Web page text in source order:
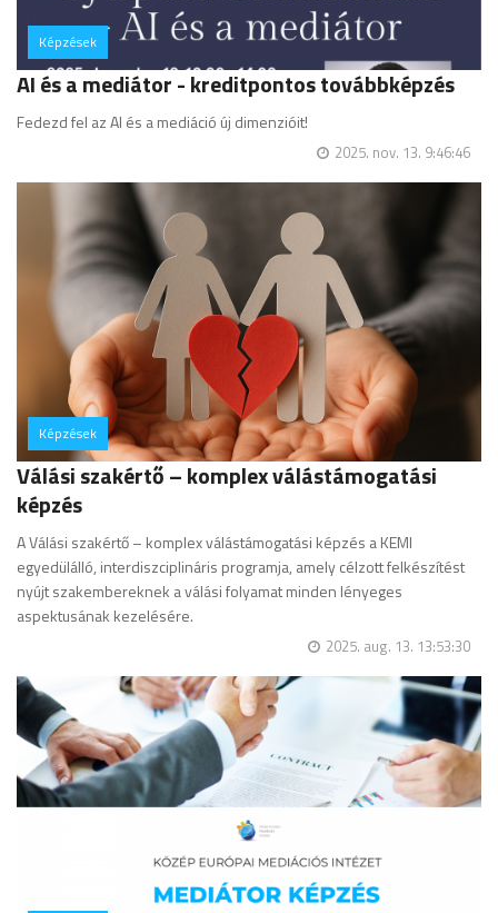
Képzések
hozzászólás
AI és a mediátor - kreditpontos továbbképzés
Fedezd fel az AI és a mediáció új dimenzióit!
2025. nov. 13. 9:46:46
Képzések
hozzászólás
Válási szakértő – komplex válástámogatási
képzés
A Válási szakértő – komplex válástámogatási képzés a KEMI
egyedülálló, interdiszciplináris programja, amely célzott felkészítést
nyújt szakembereknek a válási folyamat minden lényeges
aspektusának kezelésére.
2025. aug. 13. 13:53:30